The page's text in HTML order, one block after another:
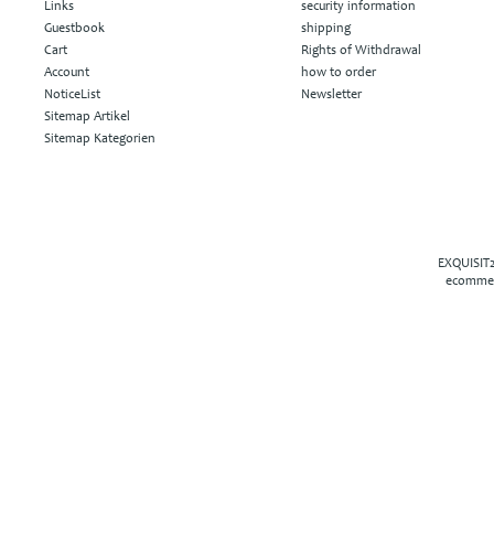
Links
Guestbook
Cart
Account
NoticeList
Sitemap Artikel
Sitemap Kategorien
security information
shipping
Rights of Withdrawal
how to order
Newsletter